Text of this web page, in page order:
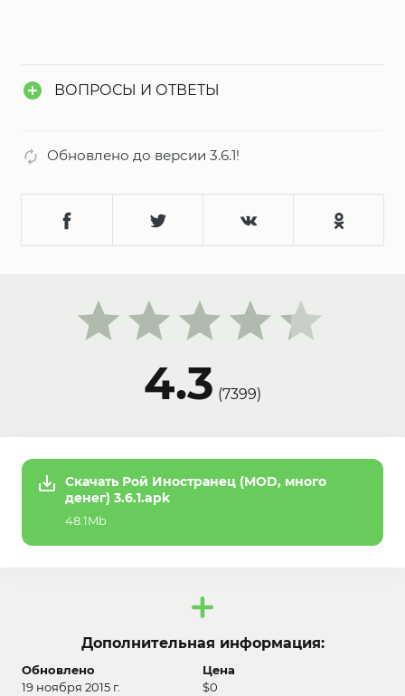
ВОПРОСЫ И ОТВЕТЫ
Обновлено до версии 3.6.1!
4.3 (7399)
Скачать Рой Иностранец (MOD, много
денег) 3.6.1.apk
48.1Mb
Дополнительная информация:
Обновлено
19 ноября 2015 г.
Цена
$0